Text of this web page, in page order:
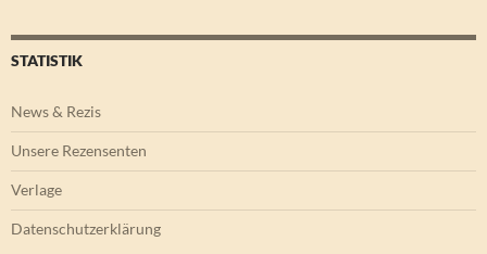
STATISTIK
News & Rezis
Unsere Rezensenten
Verlage
Datenschutzerklärung